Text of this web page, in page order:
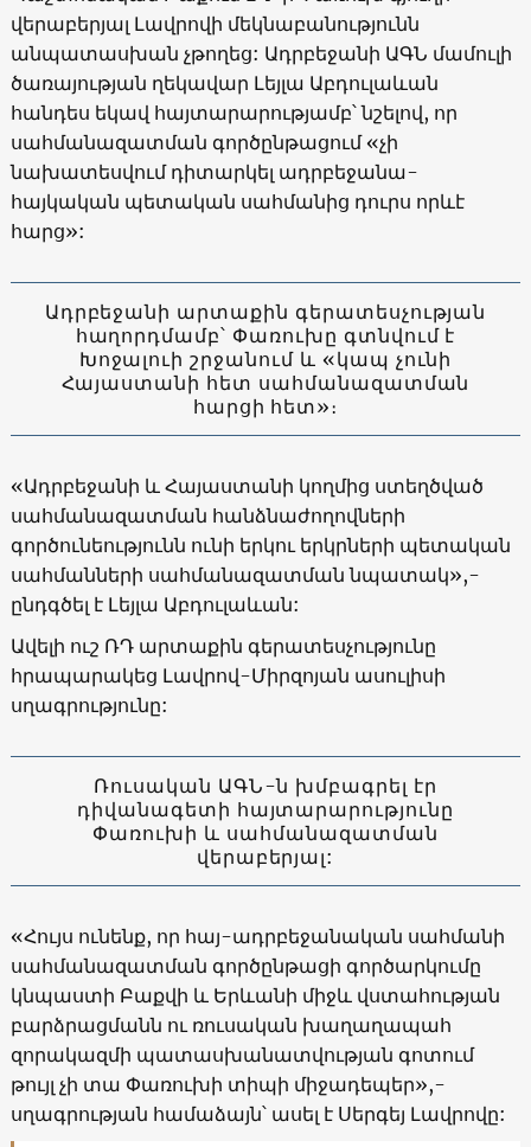
վերաբերյալ Լավրովի մեկնաբանությունն
անպատասխան չթողեց: Ադրբեջանի ԱԳՆ մամուլի
ծառայության ղեկավար Լեյլա Աբդուլաևան
հանդես եկավ հայտարարությամբ՝ նշելով, որ
սահմանազատման գործընթացում «չի
նախատեսվում դիտարկել ադրբեջանա-
հայկական պետական սահմանից դուրս որևէ
հարց»:
Ադրբեջանի արտաքին գերատեսչության
հաղորդմամբ՝ Փառուխը գտնվում է
Խոջալուի շրջանում և «կապ չունի
Հայաստանի հետ սահմանազատման
հարցի հետ»։
«Ադրբեջանի և Հայաստանի կողմից ստեղծված
սահմանազատման հանձնաժողովների
գործունեությունն ունի երկու երկրների պետական
սահմանների սահմանազատման նպատակ»,-
ընդգծել է Լեյլա Աբդուլաևան:
Ավելի ուշ ՌԴ արտաքին գերատեսչությունը
հրապարակեց Լավրով-Միրզոյան ասուլիսի
սղագրությունը:
Ռուսական ԱԳՆ-ն խմբագրել էր
դիվանագետի հայտարարությունը
Փառուխի և սահմանազատման
վերաբերյալ:
«Հույս ունենք, որ հայ-ադրբեջանական սահմանի
սահմանազատման գործընթացի գործարկումը
կնպաստի Բաքվի և Երևանի միջև վստահության
բարձրացմանն ու ռուսական խաղաղապահ
զորակազմի պատասխանատվության գոտում
թույլ չի տա Փառուխի տիպի միջադեպեր»,-
սղագրության համաձայն՝ ասել է Սերգեյ Լավրովը: